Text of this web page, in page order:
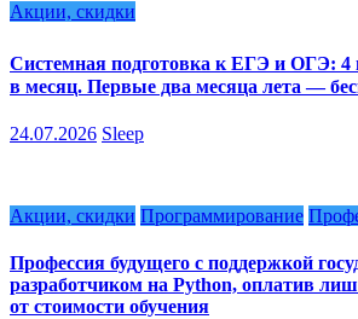
Акции, скидки
Системная подготовка к ЕГЭ и ОГЭ: 4
в месяц. Первые два месяца лета —
24.07.2026 Sleep
Акции, скидки Программирование
Профессия будущего с поддержкой
разработчиком на Python, оплатив
от стоимости обучения